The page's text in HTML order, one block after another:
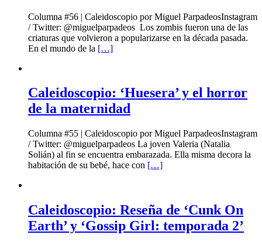
Columna #56 | Caleidoscopio por Miguel ParpadeosInstagram
/ Twitter: @miguelparpadeos Los zombis fueron una de las
criaturas que volvieron a popularizarse en la década pasada.
En el mundo de la […]
Caleidoscopio: ‘Huesera’ y el horror
de la maternidad
Columna #55 | Caleidoscopio por Miguel ParpadeosInstagram
/ Twitter: @miguelparpadeos La joven Valeria (Natalia
Solián) al fin se encuentra embarazada. Ella misma decora la
habitación de su bebé, hace con […]
Caleidoscopio: Reseña de ‘Cunk On
Earth’ y ‘Gossip Girl: temporada 2’